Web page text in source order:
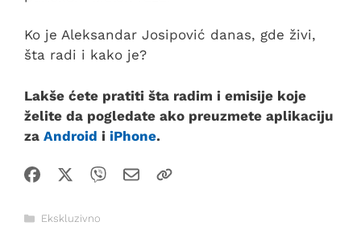
Ko je Aleksandar Josipović danas, gde živi,
šta radi i kako je?
Lakše ćete pratiti šta radim i emisije koje
želite da pogledate ako preuzmete aplikaciju
za Android i iPhone.
Kategorije
Ekskluzivno